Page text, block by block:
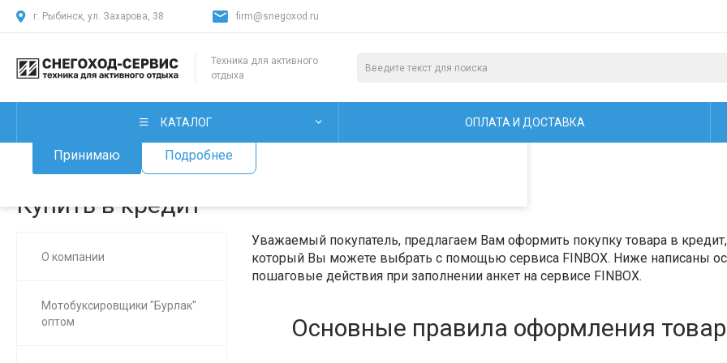
Мы используем файлы cookie, разработанные нашими специалистами и третьими
Принимаю Подробнее
г. Рыбинск, ул. Захарова, 38 firm@snegoxod.ru
Техника для активного
отдыха
КАТАЛОГ ОПЛАТА И ДОСТАВКА
Главная / О нас / Купить в кредит
Купить в кредит
О компании
Мотобуксировщики "Бурлак"
оптом
Уважаемый покупатель, предлагаем Вам оформить покупку товара в
который Вы можете выбрать с помощью сервиса FINBOX. Ниже написаны
пошаговые действия при заполнении анкет на сервисе FINBOX.
Основные правила оформления